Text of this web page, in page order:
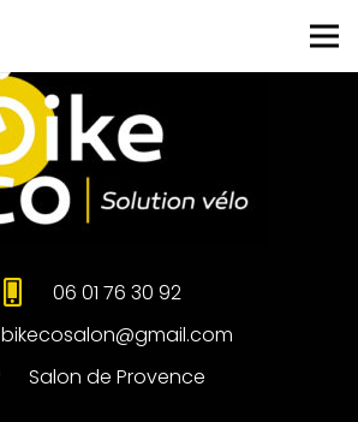
06 01 76 30 92
bikecosalon@gmail.com
Salon de Provence